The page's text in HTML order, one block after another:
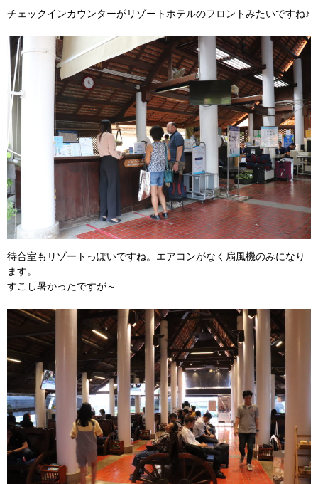
チェックインカウンターがリゾートホテルのフロントみたいですね♪
待合室もリゾートっぽいですね。エアコンがなく扇風機のみになり
ます。
すこし暑かったですが～